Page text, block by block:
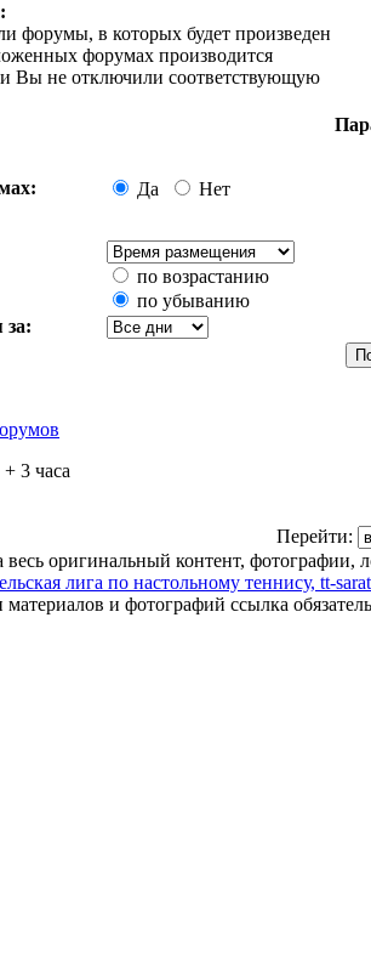
форумы, в которых будет произведен
форумах производится
Вы не отключили соответствующую
Да Нет
по возрастанию
по убыванию
за:
3 часа
Перейти:
весь оригинальный контент, фотографии,
лига по настольному теннису, tt-
и фотографий ссылка